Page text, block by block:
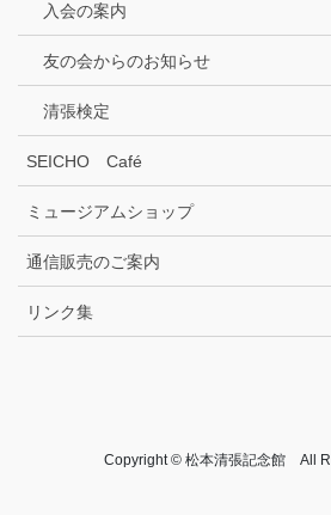
入会の案内
友の会からのお知らせ
清張検定
SEICHO Café
ミュージアムショップ
通信販売のご案内
リンク集
Copyright © 松本清張記念館 All